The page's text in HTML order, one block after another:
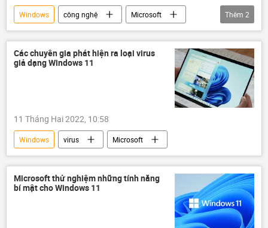
Windows công nghệ
Microsoft
Xã hội
virus
Thêm 2
Các chuyên gia phát hiện ra loại virus
giả dạng Windows 11
11 Tháng Hai 2022, 10:58
Windows virus Microsoft
Microsoft thử nghiệm những tính năng
bí mật cho Windows 11